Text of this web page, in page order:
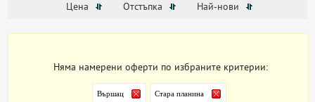
Цена Отстъпка Най-нови
Няма намерени оферти по избраните критерии:
Вършац Стара планина